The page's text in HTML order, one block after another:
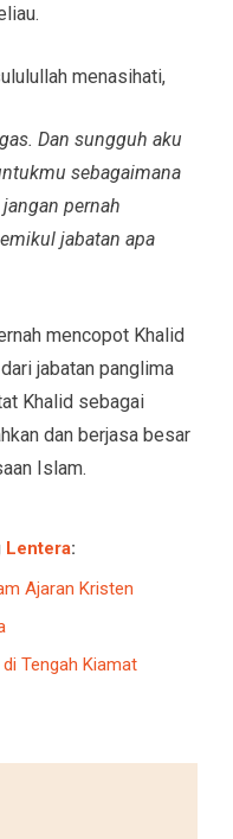
menasihati,
Dan sungguh aku
sebagaimana
pernah
jabatan apa
mencopot Khalid
jabatan panglima
Khalid sebagai
dan berjasa besar
Islam.
Lentera:
Ajaran Kristen
Tengah Kiamat